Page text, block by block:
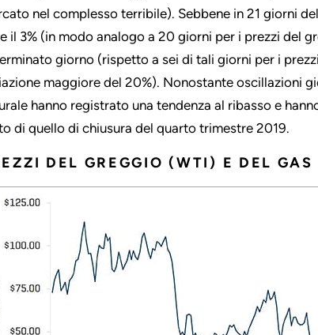
nel complesso terribile). Sebbene in 21 giorni
il 3% (in modo analogo a 20 giorni per i prezzi del
giorno (rispetto a sei di tali giorni per i
maggiore del 20%). Nonostante oscillazioni
hanno registrato una tendenza al ribasso e
di quello di chiusura del quarto trimestre 2019.
DEL GREGGIO (WTI) E DEL